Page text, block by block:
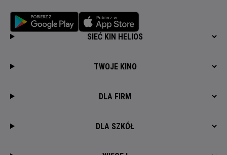
SIEĆ KIN HELIOS
TWOJE KINO
DLA FIRM
DLA SZKÓŁ